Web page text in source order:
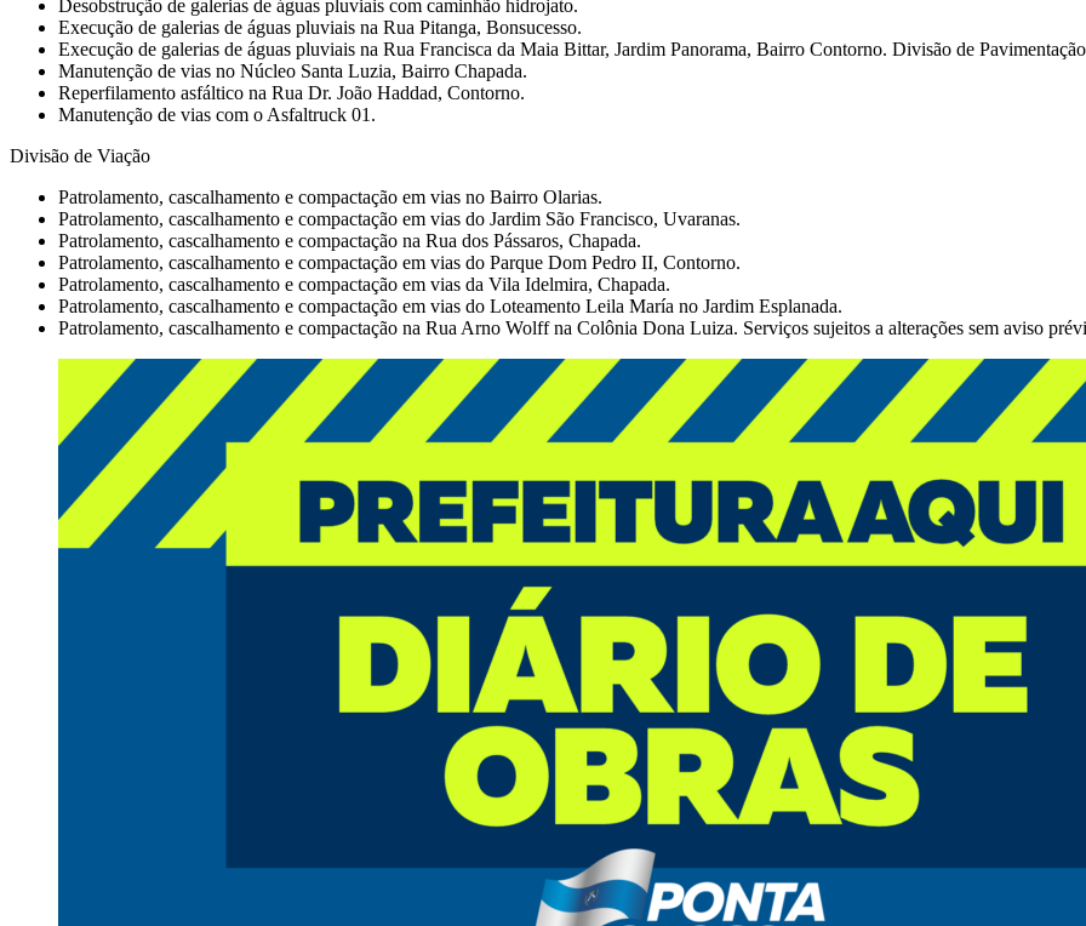
Desobstrução de galerias de águas pluviais com caminhão hidrojato.
Execução de galerias de águas pluviais na Rua Pitanga, Bonsucesso.
Execução de galerias de águas pluviais na Rua Francisca da Maia Bittar, Jardim Panorama, Bairro Contorno. Divisão de Pavimentação
Manutenção de vias no Núcleo Santa Luzia, Bairro Chapada.
Reperfilamento asfáltico na Rua Dr. João Haddad, Contorno.
Manutenção de vias com o Asfaltruck 01.
Divisão de Viação
Patrolamento, cascalhamento e compactação em vias no Bairro Olarias.
Patrolamento, cascalhamento e compactação em vias do Jardim São Francisco, Uvaranas.
Patrolamento, cascalhamento e compactação na Rua dos Pássaros, Chapada.
Patrolamento, cascalhamento e compactação em vias do Parque Dom Pedro II, Contorno.
Patrolamento, cascalhamento e compactação em vias da Vila Idelmira, Chapada.
Patrolamento, cascalhamento e compactação em vias do Loteamento Leila María no Jardim Esplanada.
Patrolamento, cascalhamento e compactação na Rua Arno Wolff na Colônia Dona Luiza. Serviços sujeitos a alterações sem aviso